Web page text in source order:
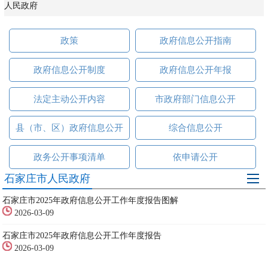
人民政府
政策 政府信息公开指南
政府信息公开制度 政府信息公开年报
法定主动公开内容 市政府部门信息公开
县（市、区）政府信息公开 综合信息公开
政务公开事项清单 依申请公开
石家庄市人民政府
石家庄市2025年政府信息公开工作年度报告图解
2026-03-09
石家庄市2025年政府信息公开工作年度报告
2026-03-09